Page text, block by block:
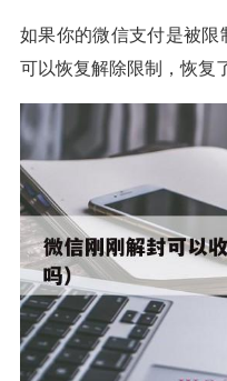
如果你的微信支付是被
可以恢复解除限制，恢复